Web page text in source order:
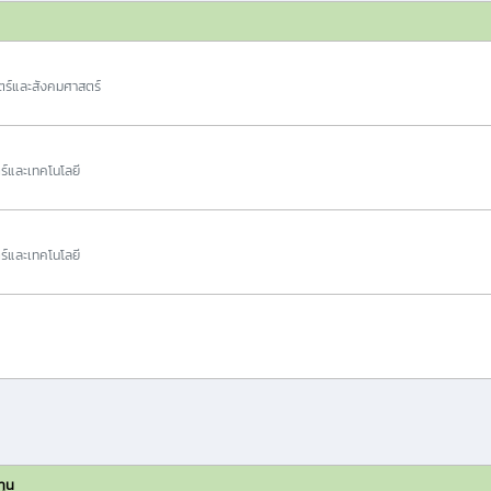
และสังคมศาสตร์
และเทคโนโลยี
และเทคโนโลยี
น